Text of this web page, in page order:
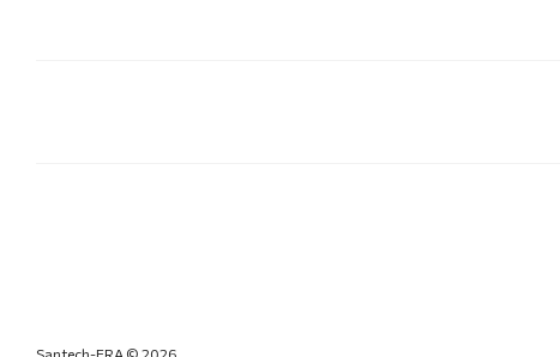
Santech-ERA © 2026